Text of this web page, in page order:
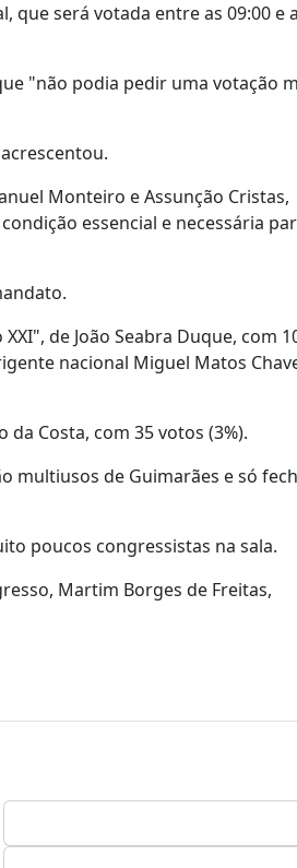
que será votada entre as 09:00 e
"não podia pedir uma votação
Monteiro e Assunção Cristas,
essencial e necessária
de João Seabra Duque, com
nacional Miguel Matos
Costa, com 35 votos (3%).
multiusos de Guimarães e só
poucos congressistas na sala.
Martim Borges de Freitas,